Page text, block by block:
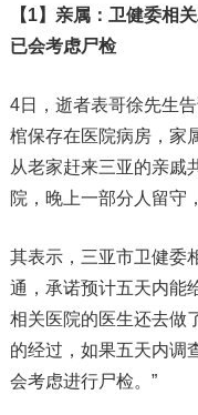
【1】亲属：卫健委相
已会考虑尸检
4日，逝者表哥徐先生
棺保存在医院病房，家
从老家赶来三亚的亲戚
院，晚上一部分人留守
其表示，三亚市卫健委
通，承诺预计五天内能
相关医院的医生还去做
的经过，如果五天内调
会考虑进行尸检。”